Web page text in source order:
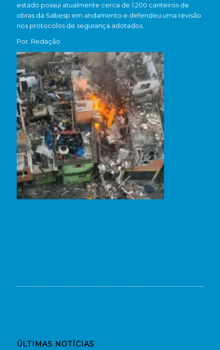
estado possui atualmente cerca de 1.200 canteiros de
obras da Sabesp em andamento e defendeu uma revisão
nos protocolos de segurança adotados.
Por: Redação
ÚLTIMAS NOTÍCIAS